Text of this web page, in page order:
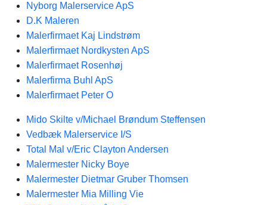
Nyborg Malerservice ApS
D.K Maleren
Malerfirmaet Kaj Lindstrøm
Malerfirmaet Nordkysten ApS
Malerfirmaet Rosenhøj
Malerfirma Buhl ApS
Malerfirmaet Peter O
Mido Skilte v/Michael Brøndum Steffensen
Vedbæk Malerservice I/S
Total Mal v/Eric Clayton Andersen
Malermester Nicky Boye
Malermester Dietmar Gruber Thomsen
Malermester Mia Milling Vie